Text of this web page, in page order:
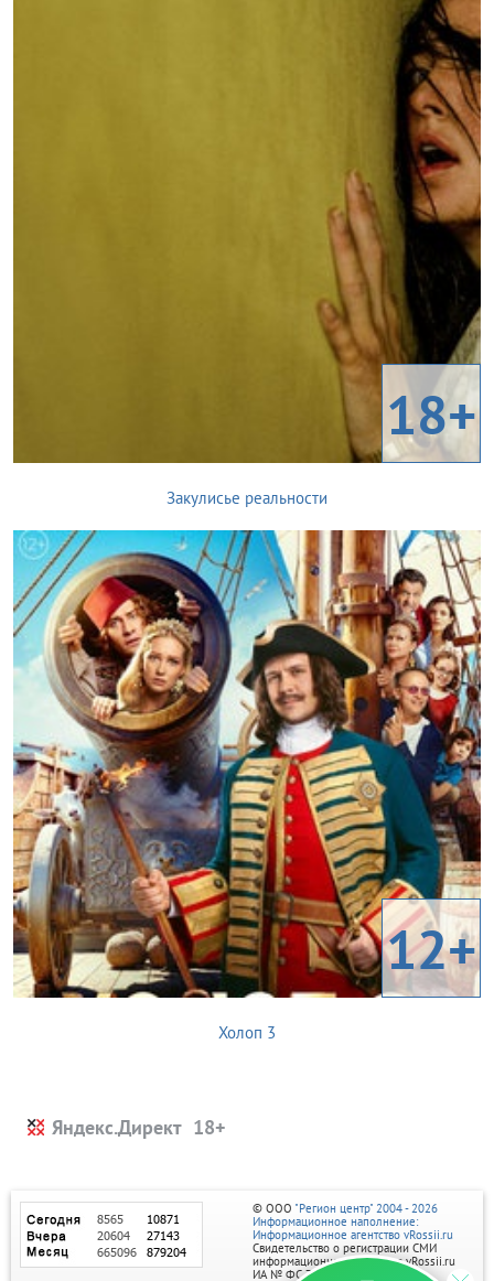
18+
Закулисье реальности
12+
Холоп 3
Яндекс.Директ
© ООО "Регион центр" 2004 - 2026
Информационное наполнение:
Информационное агентство vRossii.ru
Свидетельство о регистрации СМИ
информационного агентства vRossii.ru
ИА № ФС 77‑35502